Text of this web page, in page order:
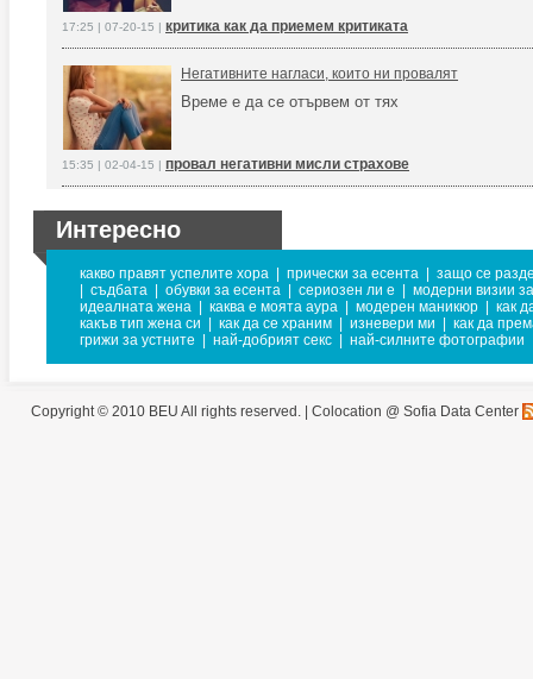
17:25 | 07-20-15 | критика как да приемем критиката
Негативните нагласи, които ни провалят
Време е да се отървем от тях
15:35 | 02-04-15 | провал негативни мисли страхове
Интересно
какво правят успелите хора прически за есента
защо се
съдбата обувки за есента сериозен ли е
модерни визии
идеалната жена
каква е моята аура модерен маникюр
как
какъв тип жена си
как да се храним изневери ми
как да
грижи за устните
най-добрият секс най-силните фотографии
Copyright © 2010 BEU All rights reserved. | Colocation @ Sofia Data Center